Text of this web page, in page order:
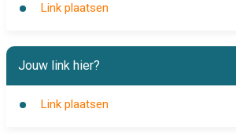
Link plaatsen
Jouw link hier?
Link plaatsen